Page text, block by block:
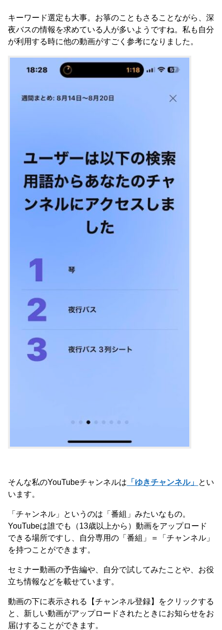
キーワード選定も大事。お箏のこともさることながら、深
夜バスの情報を求めている人が多いようですね。私も自分
が利用する時に他の動画がすごく参考になりました。
そんな私のYouTubeチャンネルは 「ゆきチャンネル」 とい
います。
「チャンネル」というのは「番組」みたいなもの。
YouTubeは誰でも（13歳以上から）動画をアップロード
できる場所ですし、自分専用の「番組」＝「チャンネル」
を持つことができます。
セミナー動画の予告編や、自分で試してみたことや、お役
立ち情報などを載せています。
動画の下に表示される【チャンネル登録】をクリックする
と、新しい動画がアップロードされたときにお知らせをお
届けすることができます。